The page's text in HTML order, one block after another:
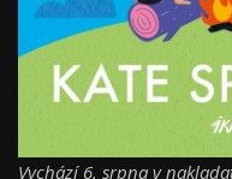
Vychází 6. srpna v